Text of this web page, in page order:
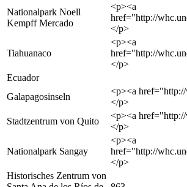
Nationalpark Noell
Kempff Mercado
<p><a
href="http://
</p>
Tiahuanaco
<p><a
href="http://
</p>
Ecuador
Galapagosinseln
<p><a
</p>
Stadtzentrum von Quito
<p><a
</p>
Nationalpark Sangay
<p><a
href="http://
</p>
Historisches Zentrum von